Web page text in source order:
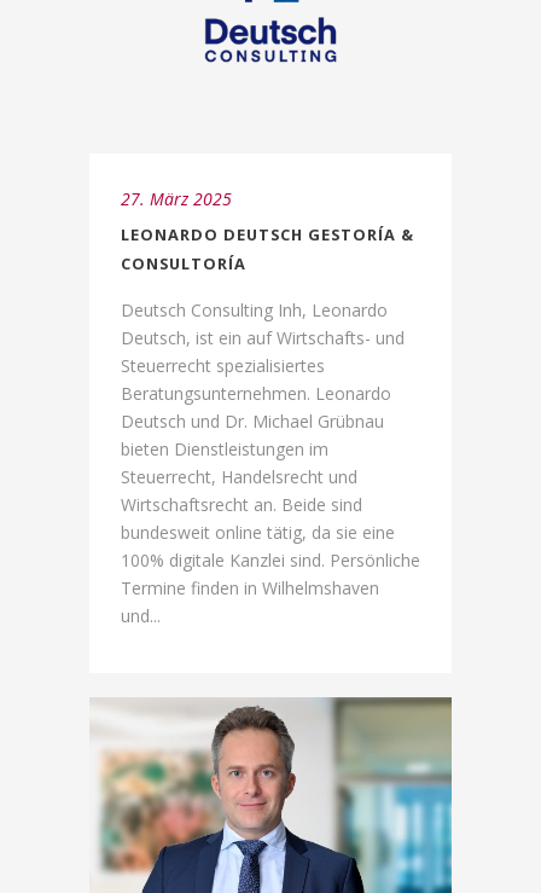
27. März 2025
LEONARDO DEUTSCH GESTORÍA &
CONSULTORÍA
Deutsch Consulting Inh, Leonardo
Deutsch, ist ein auf Wirtschafts- und
Steuerrecht spezialisiertes
Beratungsunternehmen. Leonardo
Deutsch und Dr. Michael Grübnau
bieten Dienstleistungen im
Steuerrecht, Handelsrecht und
Wirtschaftsrecht an. Beide sind
bundesweit online tätig, da sie eine
100% digitale Kanzlei sind. Persönliche
Termine finden in Wilhelmshaven
und...